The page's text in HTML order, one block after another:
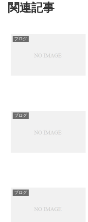
関連記事
ブログ
ブログ
ブログ